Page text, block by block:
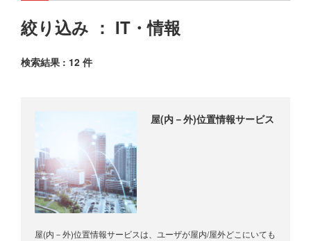
絞り込み ： IT・情報
検索結果 : 12 件
屋(内－外)位置情報サービス
屋(内－外)位置情報サービスは、ユーザが屋内/屋外どこにいても